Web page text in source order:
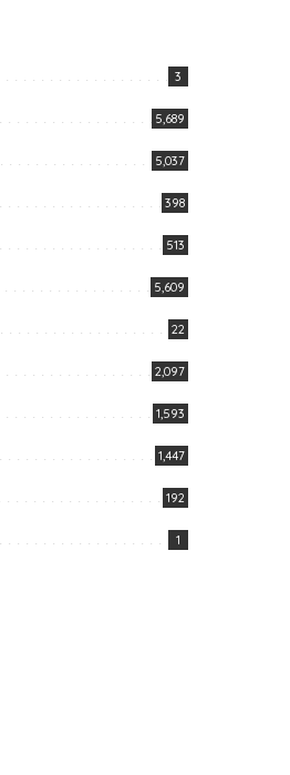
3
5,689
5,037
398
513
5,609
22
2,097
1,593
1,447
192
1